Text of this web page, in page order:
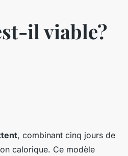
il viable?
, combinant cinq jours de
calorique. Ce modèle